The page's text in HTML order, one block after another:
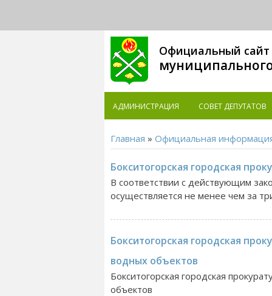
Официальный сайт
АДМИНИСТРАЦИЯ СОВЕТ ДЕПУТАТОВ
Главная » Официальная
Бокситогорская городская
В соответствии с действующим
осуществляется не менее чем за
Бокситогорская городская
водных объектов
Бокситогорская городская
объектов